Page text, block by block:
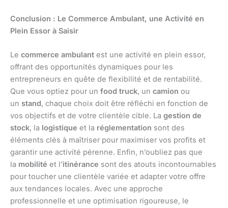
Conclusion : Le Commerce Ambulant, une Activité en
Plein Essor à Saisir
Le commerce ambulant est une activité en plein essor,
offrant des opportunités dynamiques pour les
entrepreneurs en quête de flexibilité et de rentabilité.
Que vous optiez pour un food truck, un camion ou
un stand, chaque choix doit être réfléchi en fonction de
vos objectifs et de votre clientèle cible. La gestion de
stock, la logistique et la réglementation sont des
éléments clés à maîtriser pour maximiser vos profits et
garantir une activité pérenne. Enfin, n’oubliez pas que
la mobilité et l’itinérance sont des atouts incontournables
pour toucher une clientèle variée et adapter votre offre
aux tendances locales. Avec une approche
professionnelle et une optimisation rigoureuse, le